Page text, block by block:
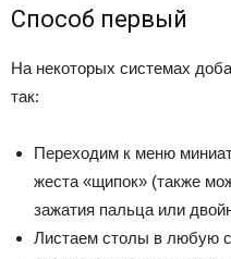
Способ первый
На некоторых системах
так:
Переходим к меню
жеста «щипок» (также
зажатия пальца или
Листаем столы в любую